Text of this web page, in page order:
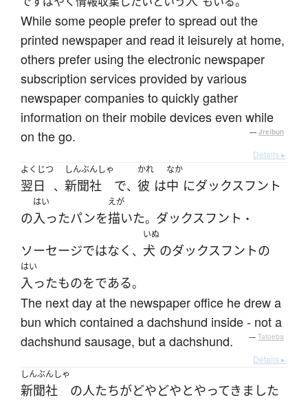
While some people prefer to spread out the
printed newspaper and read it leisurely at home,
others prefer using the electronic newspaper
subscription services provided by various
newspaper companies to quickly gather
information on their mobile devices even while
on the go.
— Jreibun
Details ▸
よくじつ
翌日 、
しんぶんしゃ
新聞社 で、
かれ
彼 は
なか
中 にダックスフント
の
はい
入ったパンを
えが
描いた。 ダックスフント ・
ソーセージではなく 、
いぬ
犬 のダックスフントの
はい
入ったものをである。
The next day at the newspaper office he drew a
bun which contained a dachshund inside - not a
dachshund sausage, but a dachshund.
— Tatoeba
Details ▸
しんぶんしゃ
新聞社 の人たちがどやどやとやってきました